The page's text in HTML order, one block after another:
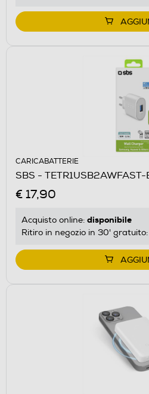
CARICABATTERIE
SBS -
€ 17,90
Acquisto online: disponibile
Ritiro in negozio in 30' gratuito: